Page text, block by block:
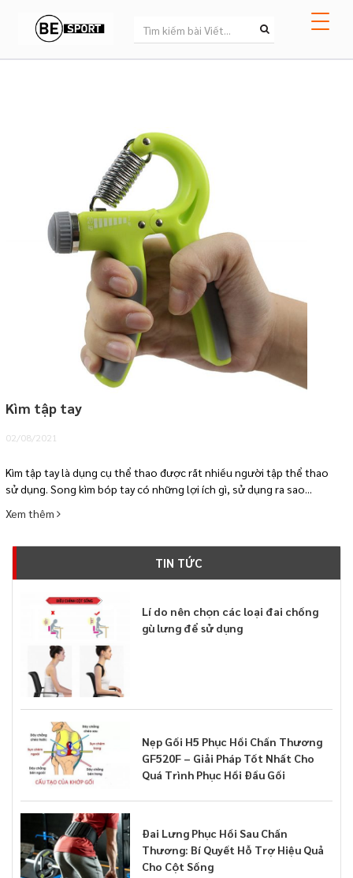
Kìm tập tay
02/08/2021
Kìm tập tay là dụng cụ thể thao được rất nhiều người tập thể thao
sử dụng. Song kìm bóp tay có những lợi ích gì, sử dụng ra sao...
Xem thêm
TIN TỨC
Lí do nên chọn các loại đai chống
gù lưng để sử dụng
Nẹp Gối H5 Phục Hồi Chấn Thương
GF520F – Giải Pháp Tốt Nhất Cho
Quá Trình Phục Hồi Đầu Gối
Đai Lưng Phục Hồi Sau Chấn
Thương: Bí Quyết Hỗ Trợ Hiệu Quả
Cho Cột Sống